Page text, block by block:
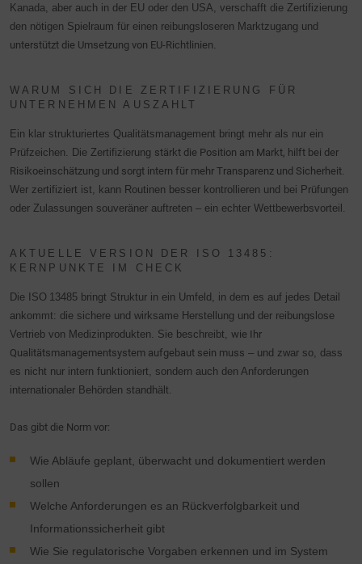
Kanada, aber auch in der EU oder den USA, verschafft die Zertifizierung
den nötigen Spielraum für einen reibungsloseren Marktzugang und
unterstützt die Umsetzung von EU-Richtlinien
WARUM SICH DIE ZERTIFIZIERUNG FÜR
UNTERNEHMEN AUSZAHLT
Ein klar strukturiertes Qualitätsmanagement bringt mehr als nur ein
Prüfzeichen. Die Zertifizierung stärkt die Position am Markt, hilft bei der
Risikoeinschätzung und sorgt intern für mehr Transparenz und Sicherheit
Wer zertifiziert ist, kann Routinen besser kontrollieren und bei Prüfungen
oder Zulassungen souveräner auftreten – ein echter Wettbewerbsvorteil.
AKTUELLE VERSION DER ISO 13485:
KERNPUNKTE IM CHECK
Die ISO 13485 bringt Struktur in ein Umfeld, in dem es auf jedes Detail
ankommt: die sichere und wirksame Herstellung und der reibungslose
Vertrieb von Medizinprodukten. Sie beschreibt, wie Ihr
Qualitätsmanagementsystem aufgebaut sein muss – und zwar so, dass
es nicht nur intern funktioniert, sondern auch den Anforderungen
internationaler Behörden standhält.
Das gibt die Norm vor:
Wie Abläufe geplant, überwacht und dokumentiert werden
sollen
Welche Anforderungen es an Rückverfolgbarkeit und
Informationssicherheit gibt
Wie Sie regulatorische Vorgaben erkennen und im System